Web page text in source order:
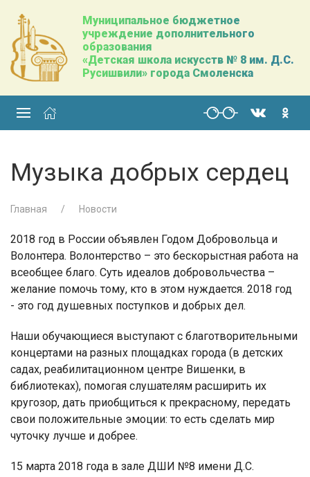
Муниципальное бюджетное
учреждение дополнительного
образования
«Детская школа искусств № 8 им. Д.С.
Русишвили» города Смоленска
Музыка добрых сердец
Главная Новости
2018 год в России объявлен Годом Добровольца и
Волонтера. Волонтерство – это бескорыстная работа на
всеобщее благо. Суть идеалов добровольчества –
желание помочь тому, кто в этом нуждается. 2018 год
- это год душевных поступков и добрых дел.
Наши обучающиеся выступают с благотворительными
концертами на разных площадках города (в детских
садах, реабилитационном центре Вишенки, в
библиотеках), помогая слушателям расширить их
кругозор, дать приобщиться к прекрасному, передать
свои положительные эмоции: то есть сделать мир
чуточку лучше и добрее.
15 марта 2018 года в зале ДШИ №8 имени Д.С.